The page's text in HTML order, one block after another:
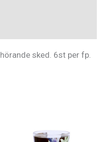
sked. 6st per fp.